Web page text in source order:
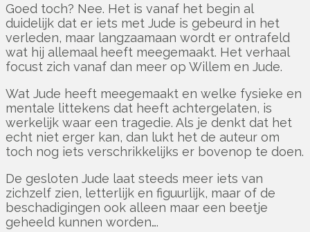
Goed toch? Nee. Het is vanaf het begin al
duidelijk dat er iets met Jude is gebeurd in het
verleden, maar langzaamaan wordt er ontrafeld
wat hij allemaal heeft meegemaakt. Het verhaal
focust zich vanaf dan meer op Willem en Jude.
Wat Jude heeft meegemaakt en welke fysieke en
mentale littekens dat heeft achtergelaten, is
werkelijk waar een tragedie. Als je denkt dat het
echt niet erger kan, dan lukt het de auteur om
toch nog iets verschrikkelijks er bovenop te doen.
De gesloten Jude laat steeds meer iets van
zichzelf zien, letterlijk en figuurlijk, maar of de
beschadigingen ook alleen maar een beetje
geheeld kunnen worden….